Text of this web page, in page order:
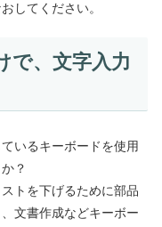
してください。
で、文字入力
いるキーボードを使用
？
トを下げるために部品
文書作成などキーボー